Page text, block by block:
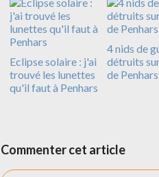
Eclipse solaire : j'ai
trouvé les lunettes
qu'il faut à Penhars
4 nids de
détruits
de Penhars
Commenter cet article